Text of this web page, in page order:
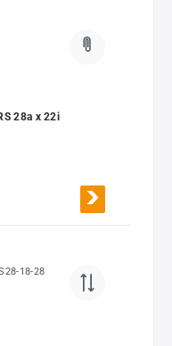
28a x 22i